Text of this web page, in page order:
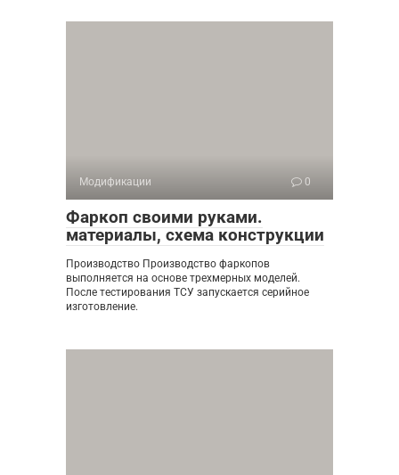
Модификации 0
Фаркоп своими руками.
материалы, схема конструкции
Производство Производство фаркопов
выполняется на основе трехмерных моделей.
После тестирования ТСУ запускается серийное
изготовление.